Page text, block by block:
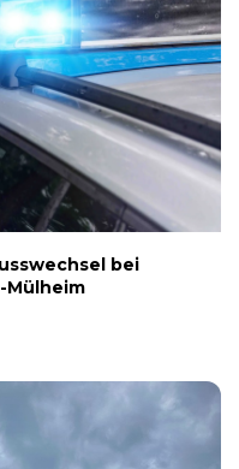
bei
Mülheim